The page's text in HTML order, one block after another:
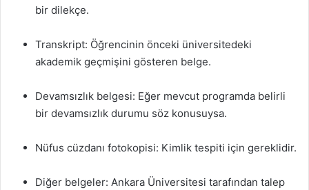
bir dilekçe.
Transkript: Öğrencinin önceki üniversitedeki
akademik geçmişini gösteren belge.
Devamsızlık belgesi: Eğer mevcut programda belirli
bir devamsızlık durumu söz konusuysa.
Nüfus cüzdanı fotokopisi: Kimlik tespiti için gereklidir.
Diğer belgeler: Ankara Üniversitesi tarafından talep